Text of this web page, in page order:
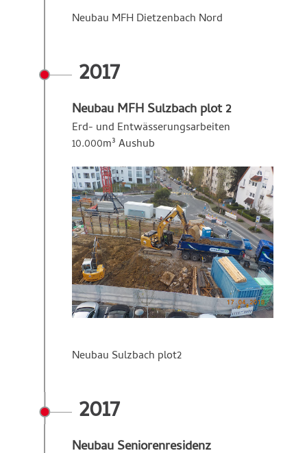
Neubau MFH Dietzenbach Nord
2017
Neubau MFH Sulzbach plot 2
Erd- und Entwässerungsarbeiten
10.000m³ Aushub
Neubau Sulzbach plot2
2017
Neubau Seniorenresidenz